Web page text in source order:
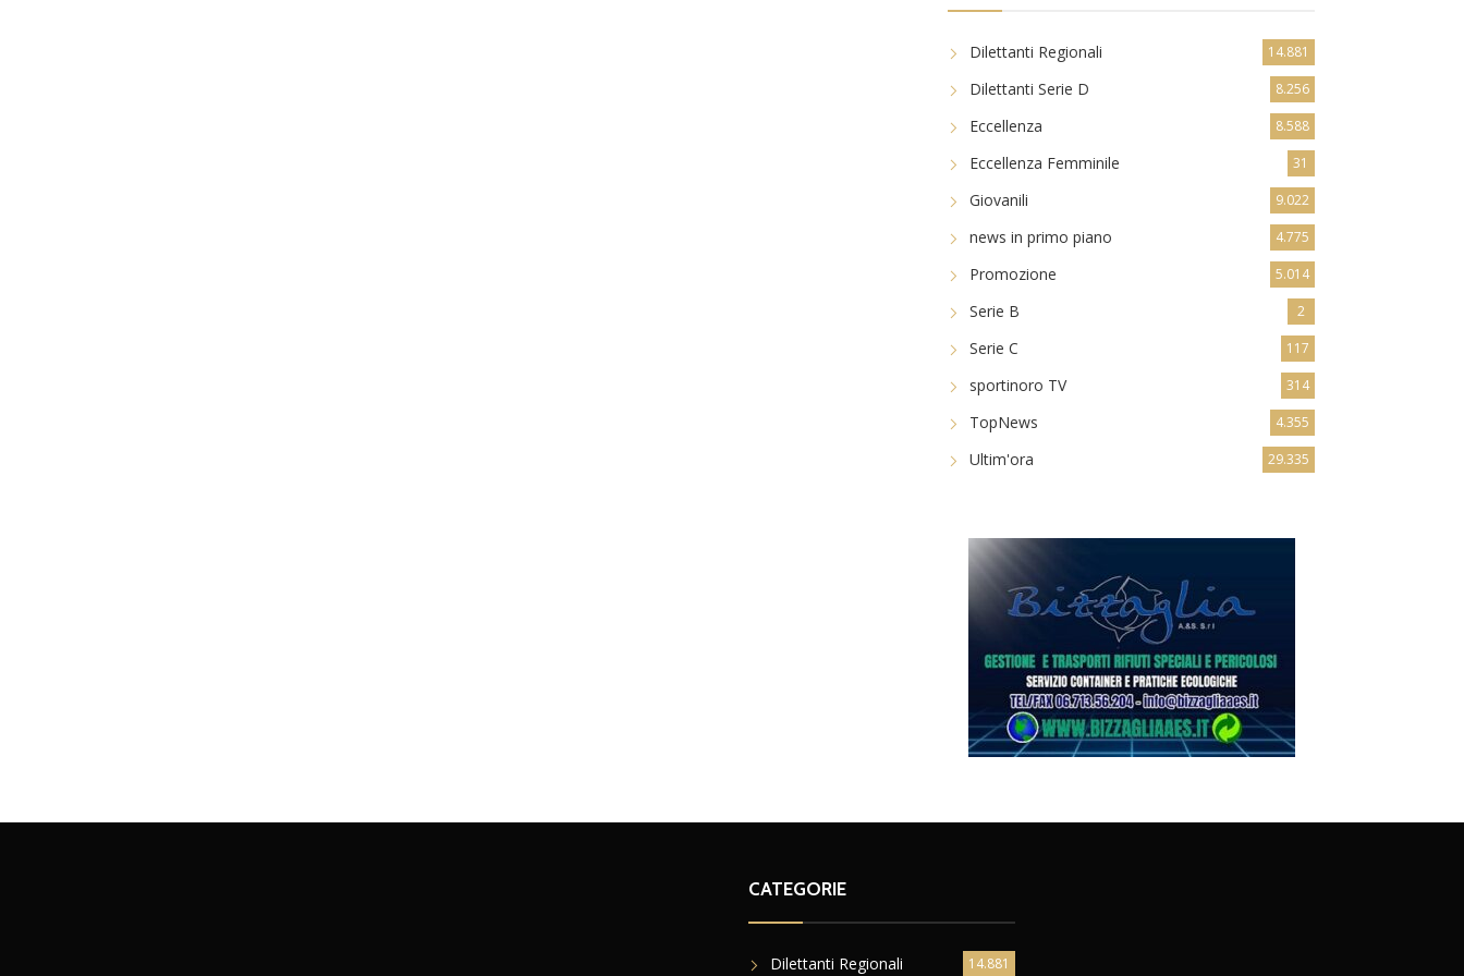
Dilettanti Regionali 14.881
Dilettanti Serie D 8.256
Eccellenza 8.588
Eccellenza Femminile 31
Giovanili 9.022
news in primo piano 4.775
Promozione 5.014
Serie B 2
Serie C 117
sportinoro TV 314
TopNews 4.355
Ultim'ora 29.335
CATEGORIE
Dilettanti Regionali 14.881